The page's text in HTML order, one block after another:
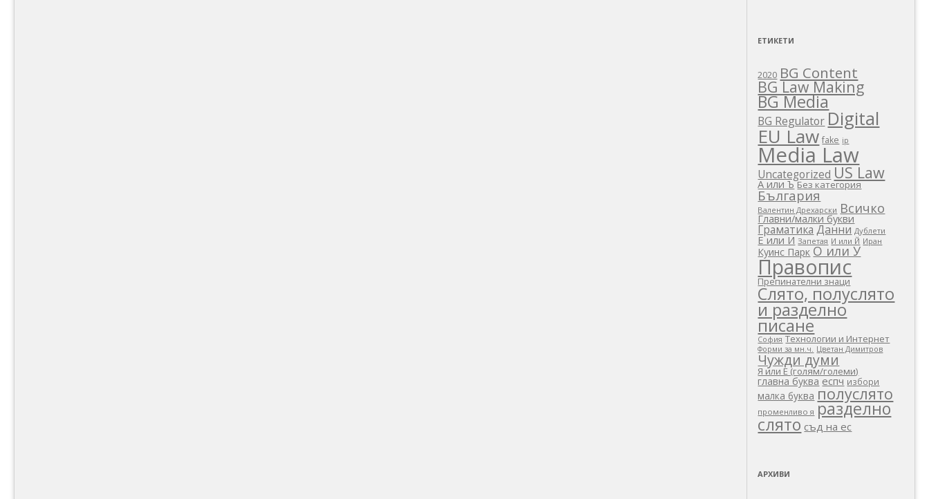
ЕТИКЕТИ
2020 BG Content
BG Law Making
BG Media
BG Regulator Digital
EU Law fake ip
Media Law
Uncategorized US Law
А или Ъ Без категория
България
Валентин Дрехарски Всичко
Главни/малки букви
Граматика Данни Дублети
Е или И Запетая И или Й Иран
Куинс Парк О или У
Правопис
Препинателни знаци
Слято, полуслято
и разделно
писане
София Технологии и Интернет
Форми за мн.ч. Цветан Димитров
Чужди думи
Я или Е (голям/големи)
главна буква еспч избори
малка буква полуслято
променливо я разделно
слято съд на ес
АРХИВИ